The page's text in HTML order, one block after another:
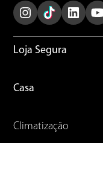
Loja Segura
Casa
Climatização